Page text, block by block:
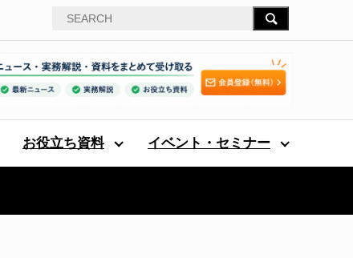
お役立ち資料 イベント・セミナー